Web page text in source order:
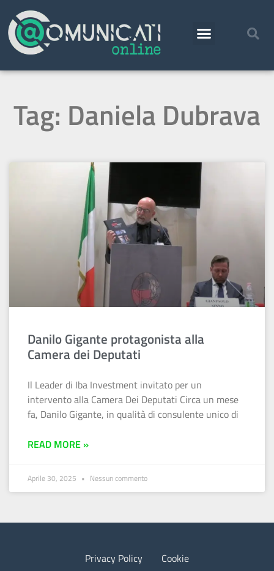
Tag: Daniela Dubrava
Danilo Gigante protagonista alla
Camera dei Deputati
Il Leader di Iba Investment invitato per un
intervento alla Camera Dei Deputati Circa un mese
fa, Danilo Gigante, in qualità di consulente unico di
READ MORE »
Aprile 30, 2025 Nessun commento
Privacy Policy Cookie